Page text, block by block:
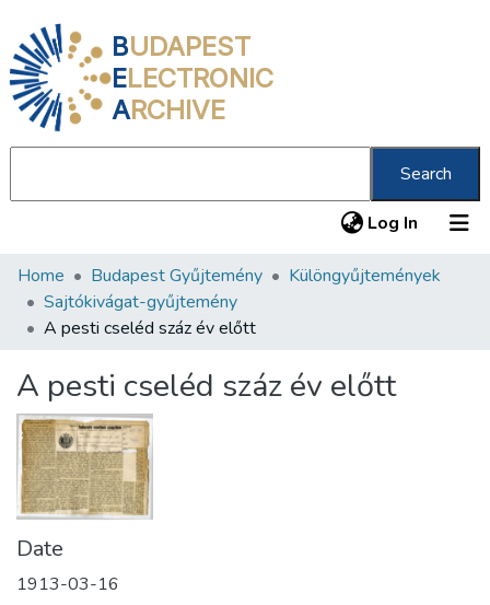
BUDAPEST
ELECTRONIC
ARCHIVE
Search
Log In (current)
Communities & Collections
All of DSpace
About us
Home Budapest Gyűjtemény
Különgyűjtemények
Sajtókivágat-gyűjtemény
A pesti cseléd száz év előtt
A pesti cseléd száz év előtt
Date
1913-03-16